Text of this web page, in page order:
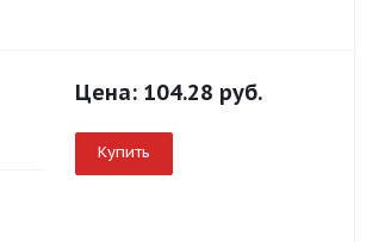
Цена: 104.28 руб.
Купить